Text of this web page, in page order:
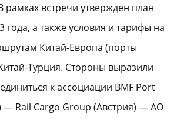
рамках встречи утвержден план
года, а также условия и тарифы на
Китай-Европа (порты
Турция. Стороны выразили
к ассоциации BMF Port
— Rail Cargo Group (Австрия) — АО